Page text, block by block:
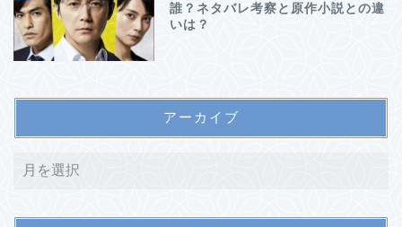
誰？ネタバレ考察と原作小説との違
いは？
アーカイブ